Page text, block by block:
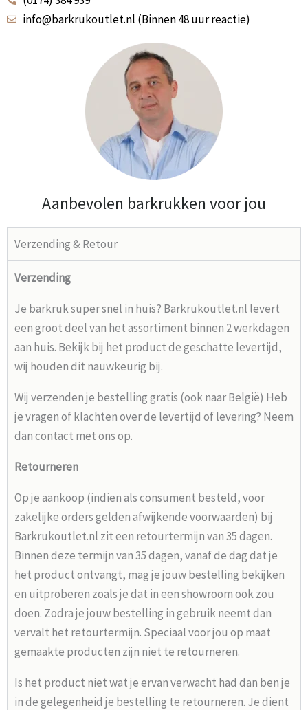
info@barkrukoutlet.nl (Binnen 48 uur reactie)
Aanbevolen barkrukken voor jou
Verzending & Retour
Verzending
Je barkruk super snel in huis? Barkrukoutlet.nl levert
een groot deel van het assortiment binnen 2 werkdagen
aan huis. Bekijk bij het product de geschatte levertijd,
wij houden dit nauwkeurig bij.
Wij verzenden je bestelling gratis (ook naar België) Heb
je vragen of klachten over de levertijd of levering? Neem
dan contact met ons op.
Retourneren
Op je aankoop (indien als consument besteld, voor
zakelijke orders gelden afwijkende voorwaarden) bij
Barkrukoutlet.nl zit een retourtermijn van 35 dagen.
Binnen deze termijn van 35 dagen, vanaf de dag dat je
het product ontvangt, mag je jouw bestelling bekijken
en uitproberen zoals je dat in een showroom ook zou
doen. Zodra je jouw bestelling in gebruik neemt dan
vervalt het retourtermijn. Speciaal voor jou op maat
gemaakte producten zijn niet te retourneren.
Is het product niet wat je ervan verwacht had dan ben je
in de gelegenheid je bestelling te retourneren. Je dient